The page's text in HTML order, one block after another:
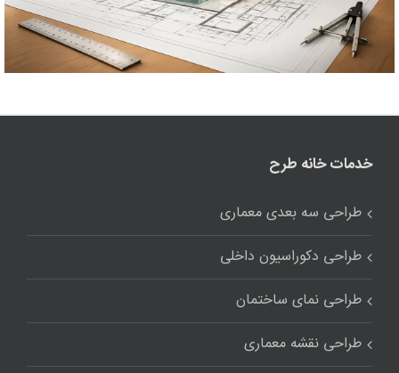
خدمات خانه طرح
طراحی سه بعدی معماری
طراحی دکوراسیون داخلی
طراحی نمای ساختمان
طراحی نقشه معماری